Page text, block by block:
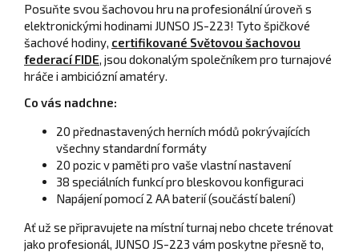
Posuňte svou šachovou hru na profesionální úroveň s
elektronickými hodinami JUNSO JS-223! Tyto špičkové
šachové hodiny, certifikované Světovou šachovou
federací FIDE, jsou dokonalým společníkem pro turnajové
hráče i ambiciózní amatéry.
Co vás nadchne:
20 přednastavených herních módů pokrývajících
všechny standardní formáty
20 pozic v paměti pro vaše vlastní nastavení
38 speciálních funkcí pro bleskovou konfiguraci
Napájení pomocí 2 AA baterií (součástí balení)
Ať už se připravujete na místní turnaj nebo chcete trénovat
jako profesionál, JUNSO JS-223 vám poskytne přesně to,